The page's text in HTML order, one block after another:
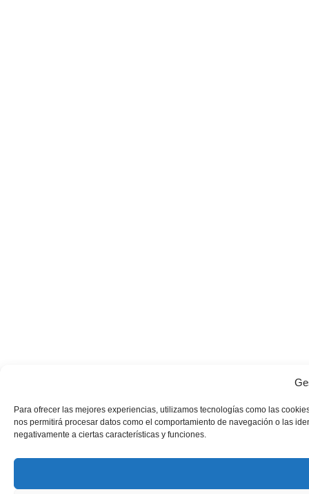
Para ofrecer las mejores experiencias, utilizamos tecnologías como las
nos permitirá procesar datos como el comportamiento de navegación o las
negativamente a ciertas características y funciones.